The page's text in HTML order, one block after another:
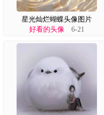
星光灿烂蝴蝶头像图片
好看的头像6-21